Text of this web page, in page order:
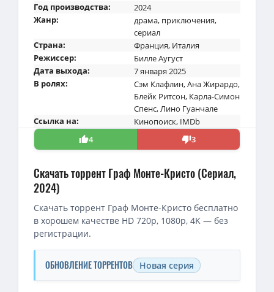
Год производства:
2024
Жанр:
драма, приключения,
сериал
Страна:
Франция, Италия
Режиссер:
Билле Аугуст
Дата выхода:
7 января 2025
В ролях:
Сэм Клафлин,Ана Жирардо,
Блейк Ритсон, Карла-Симон
Спенс,Лино Гуанчале
Ссылка на:
Кинопоиск, IMDb
4
3
Скачать торрент Граф Монте-Кристо (Сериал,
2024)
Скачать торрент Граф Монте-Кристо бесплатно
в хорошем качестве HD 720p, 1080p, 4K — без
регистрации.
ОБНОВЛЕНИЕ ТОРРЕНТОВ Новая серия